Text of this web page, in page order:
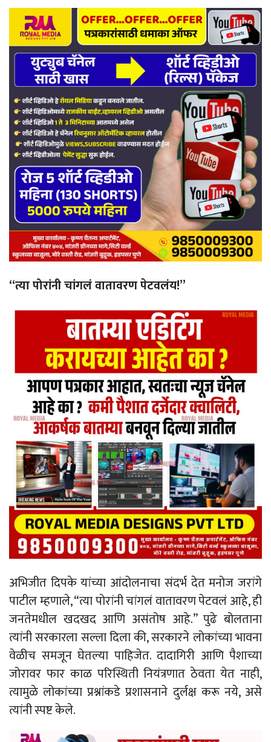
“त्या पोरांनी चांगलं वातावरण पेटवलंय!”
अभिजीत दिपके यांच्या आंदोलनाचा संदर्भ देत मनोज जरांगे
पाटील म्हणाले, “त्या पोरांनी चांगलं वातावरण पेटवलं आहे, ही
जनतेमधील खदखद आणि असंतोष आहे.” पुढे बोलताना
त्यांनी सरकारला सल्ला दिला की, सरकारने लोकांच्या भावना
वेळीच समजून घेतल्या पाहिजेत. दादागिरी आणि पैशाच्या
जोरावर फार काळ परिस्थिती नियंत्रणात ठेवता येत नाही,
त्यामुळे लोकांच्या प्रश्नांकडे प्रशासनाने दुर्लक्ष करू नये, असे
त्यांनी स्पष्ट केले.